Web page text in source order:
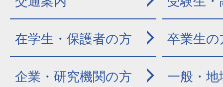
在学生・保護者の方 卒業生の
企業・研究機関の方 一般・地